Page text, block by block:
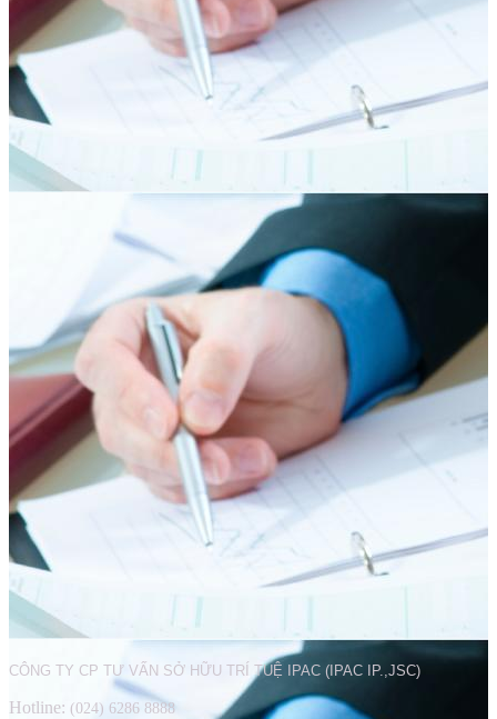
CÔNG TY CP TƯ VẤN SỞ HỮU TRÍ TUỆ IPAC (IPAC IP.,JSC)
Hotline: (024) 6286 8888